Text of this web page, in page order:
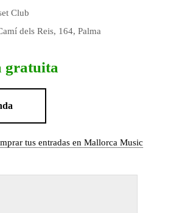
Club
dels Reis, 164, Palma
gratuita
tus entradas en Mallorca Music